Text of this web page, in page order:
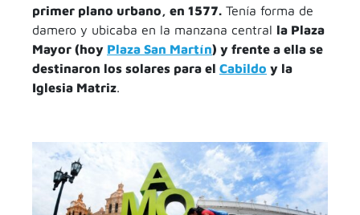
primer plano urbano, en 1577. Tenía forma de
damero y ubicaba en la manzana central la Plaza
Mayor (hoy Plaza San Martín) y frente a ella se
destinaron los solares para el Cabildo y la
Iglesia Matriz.